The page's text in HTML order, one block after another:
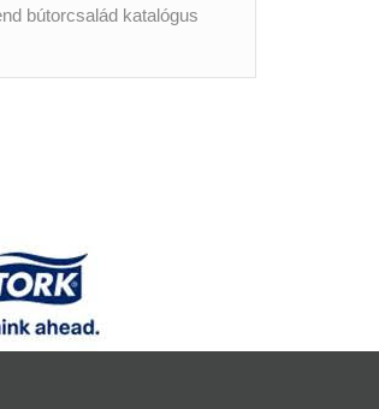
bútorcsalád katalógus